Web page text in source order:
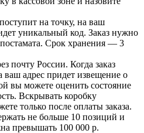
на точку, на ваш
уникальный код. Заказ нужно
Срок хранения — 3
почту России. Когда заказ
ваш адрес придет извещение о
вы можете оценить состояние
Вскрывать коробку
только после оплаты заказа.
не больше 10 позиций и
превышать 100 000 р.